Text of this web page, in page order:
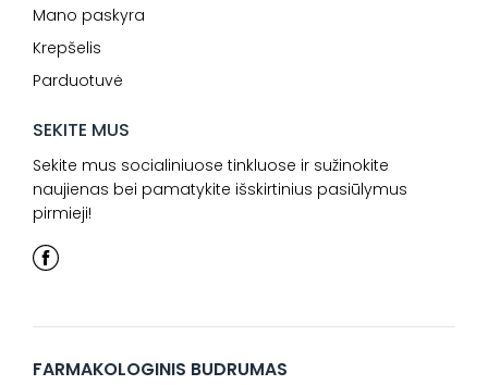
Mano paskyra
Krepšelis
Parduotuvė
SEKITE MUS
Sekite mus socialiniuose tinkluose ir sužinokite
naujienas bei pamatykite išskirtinius pasiūlymus
pirmieji!
FARMAKOLOGINIS BUDRUMAS